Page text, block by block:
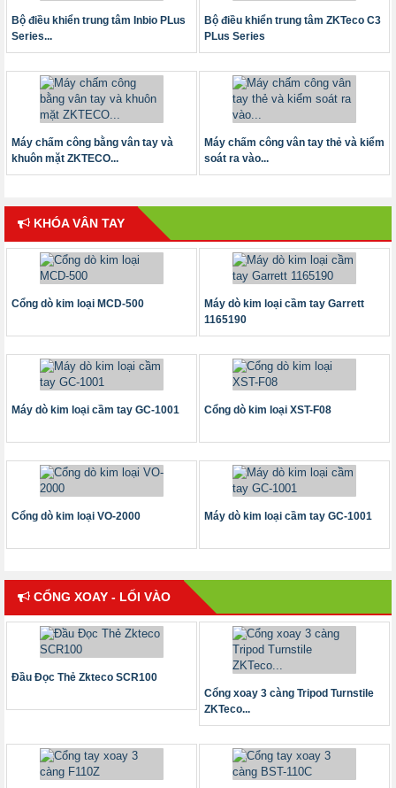
Bộ điều khiển trung tâm Inbio PLus
Series...
Bộ điều khiển trung tâm ZKTeco C3
PLus Series
Máy chấm công bằng vân tay và
khuôn mặt ZKTECO...
Máy chấm công vân tay thẻ và kiểm
soát ra vào...
KHÓA VÂN TAY
Cổng dò kim loại MCD-500
Máy dò kim loại cầm tay Garrett
1165190
Máy dò kim loại cầm tay GC-1001 Cổng dò kim loại XST-F08
Cổng dò kim loại VO-2000 Máy dò kim loại cầm tay GC-1001
CỔNG XOAY - LỐI VÀO
Đầu Đọc Thẻ Zkteco SCR100
Cổng xoay 3 càng Tripod Turnstile
ZKTeco...